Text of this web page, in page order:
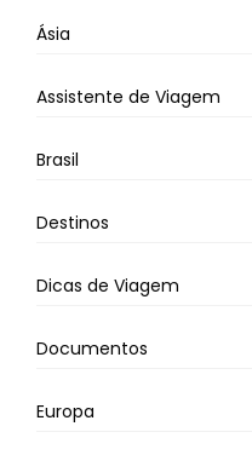
Ásia
Assistente de Viagem
Brasil
Destinos
Dicas de Viagem
Documentos
Europa